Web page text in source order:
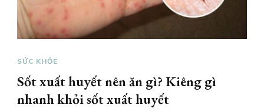
SỨC KHỎE
Sốt xuất huyết nên ăn gì? Kiêng gì
nhanh khỏi sốt xuất huyết